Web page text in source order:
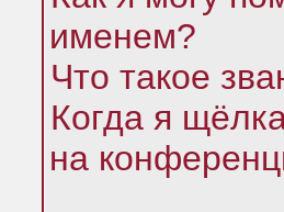
именем?
Что такое
Когда я
на